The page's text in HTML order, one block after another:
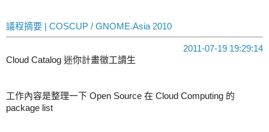
議程摘要 | COSCUP / GNOME.Asia 2010
2011-07-19 19:29:14
Cloud Catalog 迷你計畫徵工讀生
工作內容是整理一下 Open Source 在 Cloud Computing 的
package list